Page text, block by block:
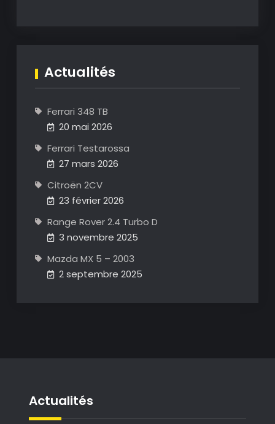
Actualités
Ferrari 348 TB
20 mai 2026
Ferrari Testarossa
27 mars 2026
Citroën 2CV
23 février 2026
Range Rover 2.4 Turbo D
3 novembre 2025
Mazda MX 5 – 2003
2 septembre 2025
Actualités